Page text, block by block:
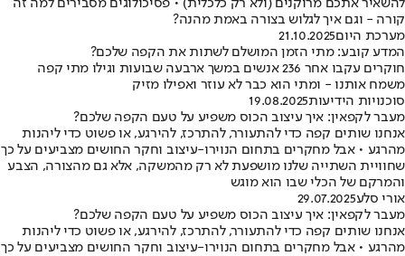
להשאיר אתכם מרוקנים (ולא רק כלכלית) • פסיכולוגים מסבירים למה זה
קורה - וגם איך לגלוש בצורה באמת מהנה?
מערכת היום21.10.2025
המדע קובע: מתי הזמן המושלם לשתות את הקפה שלכם?
חוקרים עקבו אחר 236 אנשים במשך ארבעה שבועות וגילו מתי קפה
משמח אותנו - ומתי הוא כבר לא עוזר ואפילו מזיק
סוכנויות הידיעות19.08.2025
מעבר לקפאין: איך עיצוב הכוס משפיע על טעם הקפה שלכם?
אנחנו שותים קפה כדי להתעורר, להתרכז, להירגע, או פשוט כדי ליהנות
מהרגע • אבל מחקרים בתחום הנוירו-עיצוב וחקר החושים מצביעים על כך
שחוויית השתייה שלנו מושפעת לא רק מהמשקה, אלא גם מהצורה, הצבע
והמרקם של הכלי שבו הוא מוגש
אורי סלע29.07.2025
מעבר לקפאין: איך עיצוב הכוס משפיע על טעם הקפה שלכם?
אנחנו שותים קפה כדי להתעורר, להתרכז, להירגע, או פשוט כדי ליהנות
מהרגע • אבל מחקרים בתחום הנוירו-עיצוב וחקר החושים מצביעים על כך